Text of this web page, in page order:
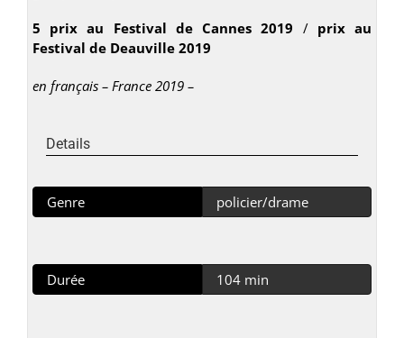
5 prix au Festival de Cannes 2019 / prix au
Festival de Deauville 2019
en français – France 2019 –
Details
Genre policier/drame
Durée 104 min